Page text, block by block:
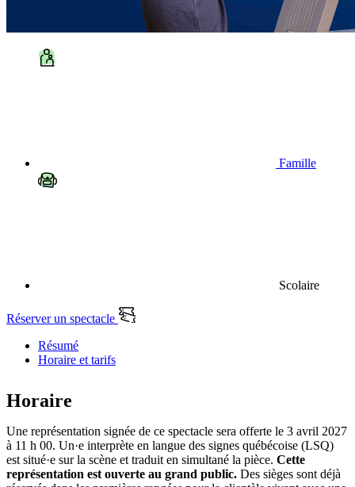
Famille
Scolaire
Réserver un spectacle
Résumé
Horaire et tarifs
Horaire
Une représentation signée de ce spectacle sera offerte le 3 avril 2027
à 11 h 00. Un·e interprète en langue des signes québécoise (LSQ)
est situé·e sur la scène et traduit en simultané la pièce. Cette
représentation est ouverte au grand public. Des sièges sont déjà